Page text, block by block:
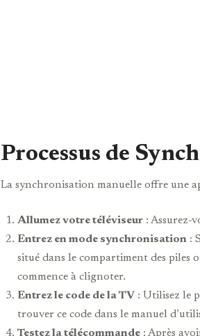
Processus de
La synchronisation manuelle offre une
Allumez votre téléviseur : Assurez-
Entrez en mode synchronisation :
situé dans le compartiment des piles
commence à clignoter.
Entrez le code de la TV : Utilisez le
trouver ce code dans le manuel
Testez la télécommande : Après